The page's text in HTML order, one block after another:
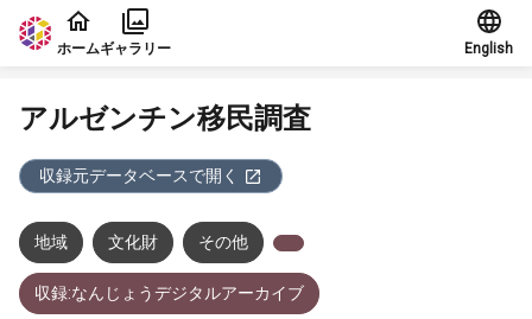
本文に飛ぶ
ホームギャラリー English
アルゼンチン移民調査
収録元データベースで開く
地域 文化財 その他
収録:なんじょうデジタルアーカイブ